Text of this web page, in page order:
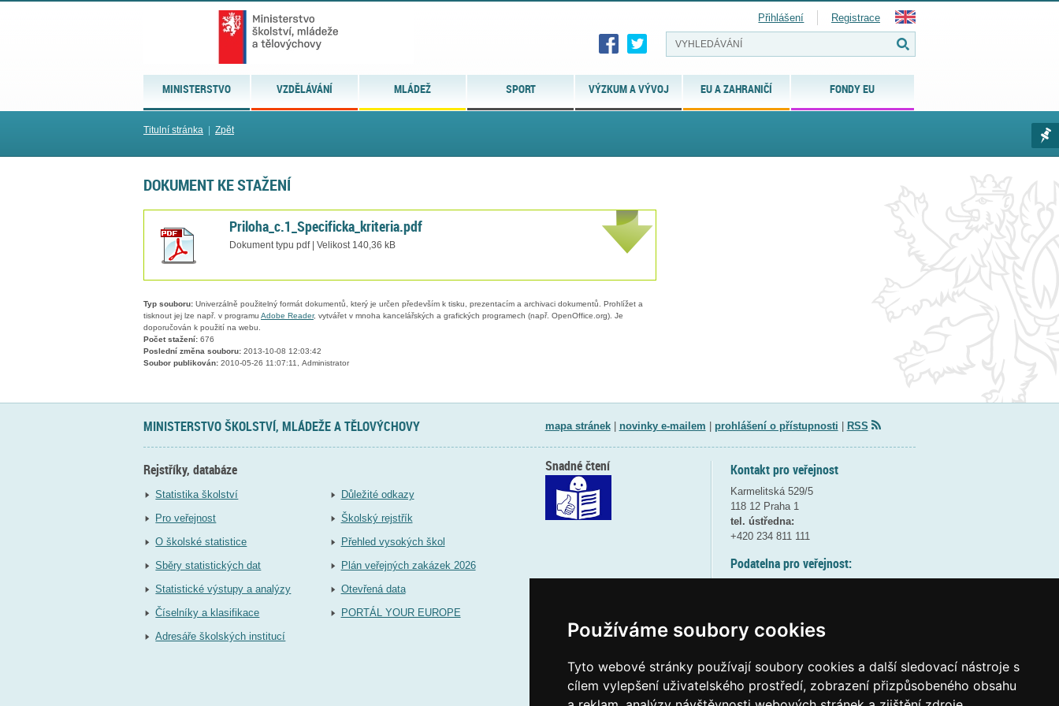
Používáme soubory cookies
Tyto webové stránky používají soubory cookies a další sledovací nástroje s
cílem vylepšení uživatelského prostředí, zobrazení přizpůsobeného obsahu
MINISTERSTVO VZDĚLÁVÁNÍ MLÁDEŽ SPORT VÝZKUM A VÝVOJ EU A ZAHRANIČÍ FONDY EU
Přihlášení Registrace
Titulní stránka Zpět
DOKUMENT KE STAŽENÍ
Priloha_c.1_Specificka_kriteria.pdf
Dokument typu pdf | Velikost 140,36 kB
Typ souboru: Univerzálně použitelný formát dokumentů, který je určen především k tisku, prezentacím a archivaci dokumentů. Prohlížet a
tisknout jej lze např. v programu Adobe Reader, vytvářet v mnoha kancelářských a grafických programech (např. OpenOffice.org). Je
doporučován k použití na webu.
Počet stažení: 676
Poslední změna souboru: 2013-10-08 12:03:42
Soubor publikován: 2010-05-26 11:07:11, Administrator
MINISTERSTVO ŠKOLSTVÍ, MLÁDEŽE A TĚLOVÝCHOVY mapa stránek| novinky e-mailem prohlášení o přístupnosti RSS
Rejstříky, databáze
Statistika školství
Pro veřejnost
O školské statistice
Sběry statistických dat
Statistické výstupy a analýzy
Číselníky a klasifikace
Adresáře školských institucí
Důležité odkazy
Školský rejstřík
Přehled vysokých škol
Plán veřejných zakázek 2026
Otevřená data
PORTÁL YOUR EUROPE
Kontakt pro veřejnost
Karmelitská 529/5
118 12 Praha 1
tel. ústředna:
+420 234 811 111
Podatelna pro veřejnost:
(více informací
Elektronická podatelna:
Snadné čtení